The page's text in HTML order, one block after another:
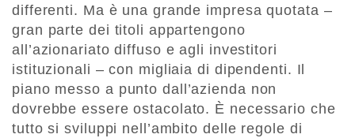
differenti. Ma è una grande impresa quotata –
gran parte dei titoli appartengono
all’azionariato diffuso e agli investitori
istituzionali – con migliaia di dipendenti. Il
piano messo a punto dall’azienda non
dovrebbe essere ostacolato. È necessario che
tutto si sviluppi nell’ambito delle regole di